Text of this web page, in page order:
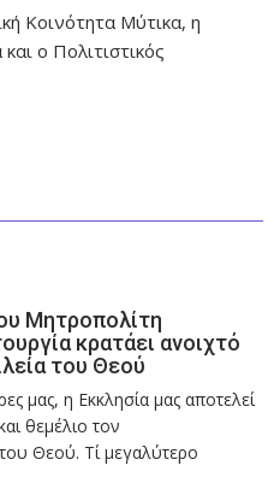
Κοινότητα Μύτικα, η
ο Πολιτιστικός
Μητροπολίτη
κρατάει ανοιχτό
του Θεού
μας, η Εκκλησία μας αποτελεί
θεμέλιο τον
Θεού. Τί μεγαλύτερο